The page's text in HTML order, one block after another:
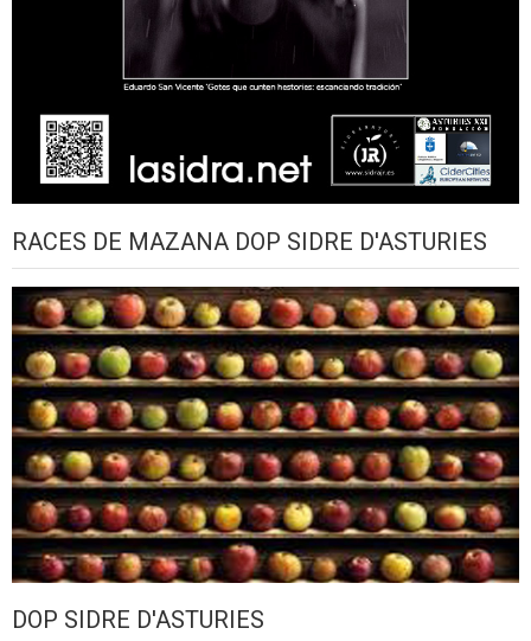
RACES DE MAZANA DOP SIDRE D'ASTURIES
DOP SIDRE D'ASTURIES